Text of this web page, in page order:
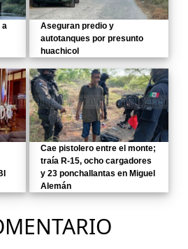
a
Aseguran predio y
autotanques por presunto
huachicol
Cae pistolero entre el monte;
traía R-15, ocho cargadores
y 23 ponchallantas en Miguel
Alemán